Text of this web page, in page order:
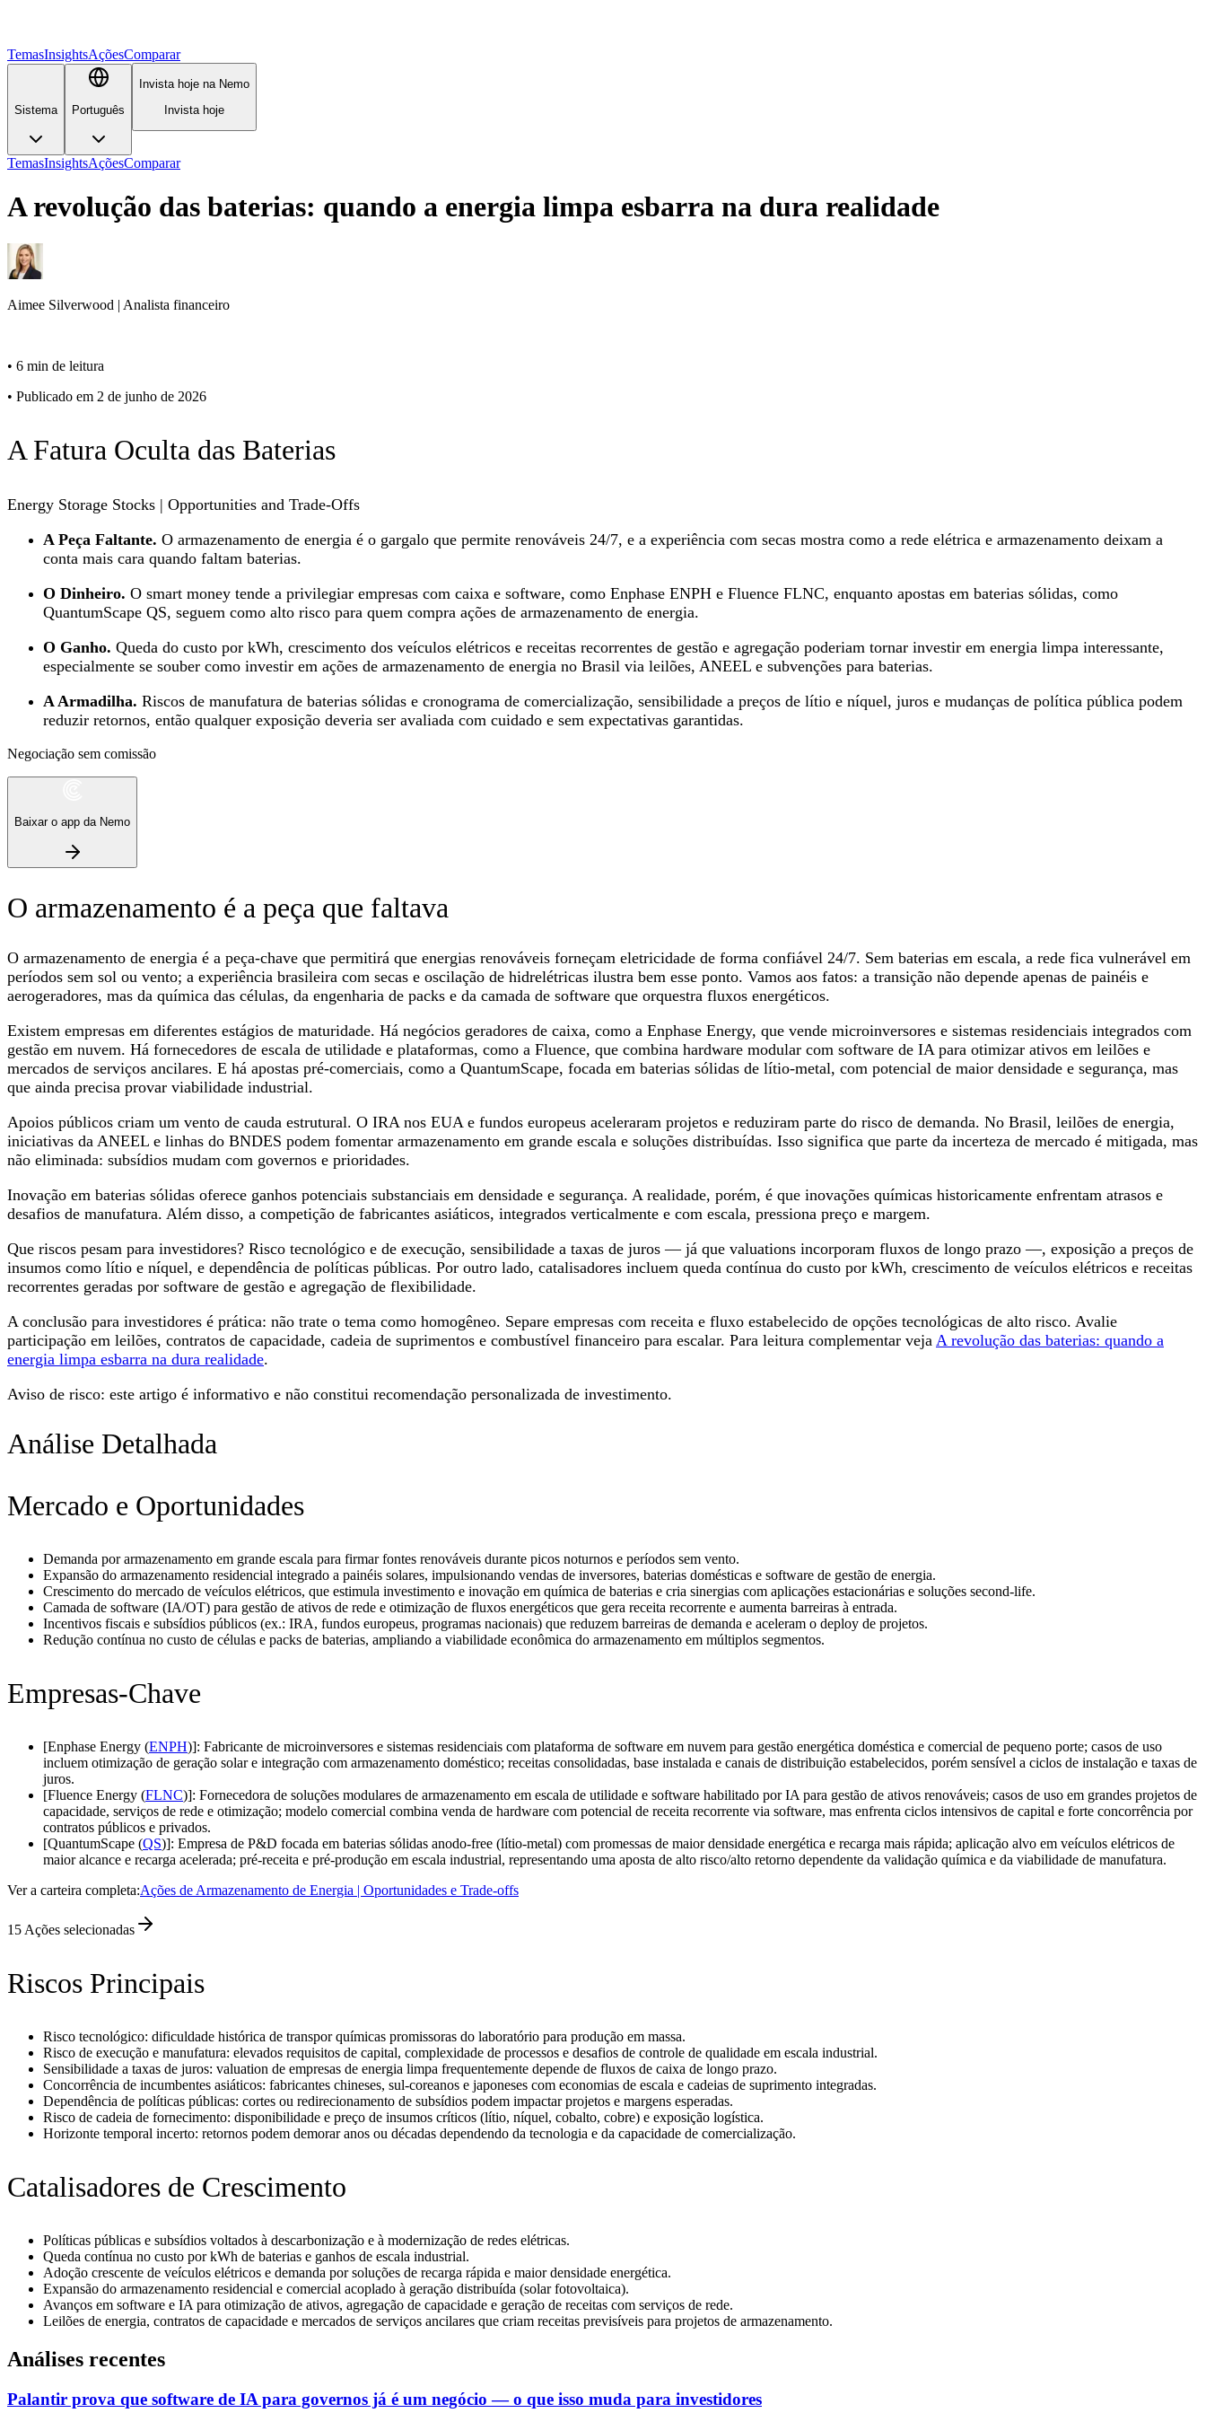
TemasInsightsAçõesComparar
Sistema Português
Invista hoje na Nemo
Invista hoje
TemasInsightsAçõesComparar
A revolução das baterias: quando a energia limpa esbarra na dura realidade
Aimee Silverwood | Analista financeiro
• 6 min de leitura
• Publicado em 2 de junho de 2026
A Fatura Oculta das Baterias
Energy Storage Stocks | Opportunities and Trade-Offs
A Peça Faltante. O armazenamento de energia é o gargalo que permite renováveis 24/7, e a experiência com secas mostra como a rede elétrica e armazenamento deixam a
conta mais cara quando faltam baterias.
O Dinheiro. O smart money tende a privilegiar empresas com caixa e software, como Enphase ENPH e Fluence FLNC, enquanto apostas em baterias sólidas, como
QuantumScape QS, seguem como alto risco para quem compra ações de armazenamento de energia.
O Ganho. Queda do custo por kWh, crescimento dos veículos elétricos e receitas recorrentes de gestão e agregação poderiam tornar investir em energia limpa interessante,
especialmente se souber como investir em ações de armazenamento de energia no Brasil via leilões, ANEEL e subvenções para baterias.
A Armadilha. Riscos de manufatura de baterias sólidas e cronograma de comercialização, sensibilidade a preços de lítio e níquel, juros e mudanças de política pública podem
reduzir retornos, então qualquer exposição deveria ser avaliada com cuidado e sem expectativas garantidas.
Negociação sem comissão
Baixar o app da Nemo
O armazenamento é a peça que faltava
O armazenamento de energia é a peça-chave que permitirá que energias renováveis forneçam eletricidade de forma confiável 24/7. Sem baterias em escala, a rede fica vulnerável em
períodos sem sol ou vento; a experiência brasileira com secas e oscilação de hidrelétricas ilustra bem esse ponto. Vamos aos fatos: a transição não depende apenas de painéis e
aerogeradores, mas da química das células, da engenharia de packs e da camada de software que orquestra fluxos energéticos.
Existem empresas em diferentes estágios de maturidade. Há negócios geradores de caixa, como a Enphase Energy, que vende microinversores e sistemas residenciais integrados com
gestão em nuvem. Há fornecedores de escala de utilidade e plataformas, como a Fluence, que combina hardware modular com software de IA para otimizar ativos em leilões e
mercados de serviços ancilares. E há apostas pré‑comerciais, como a QuantumScape, focada em baterias sólidas de lítio‑metal, com potencial de maior densidade e segurança, mas
que ainda precisa provar viabilidade industrial.
Apoios públicos criam um vento de cauda estrutural. O IRA nos EUA e fundos europeus aceleraram projetos e reduziram parte do risco de demanda. No Brasil, leilões de energia,
iniciativas da ANEEL e linhas do BNDES podem fomentar armazenamento em grande escala e soluções distribuídas. Isso significa que parte da incerteza de mercado é mitigada, mas
não eliminada: subsídios mudam com governos e prioridades.
Inovação em baterias sólidas oferece ganhos potenciais substanciais em densidade e segurança. A realidade, porém, é que inovações químicas historicamente enfrentam atrasos e
desafios de manufatura. Além disso, a competição de fabricantes asiáticos, integrados verticalmente e com escala, pressiona preço e margem.
Que riscos pesam para investidores? Risco tecnológico e de execução, sensibilidade a taxas de juros — já que valuations incorporam fluxos de longo prazo —, exposição a preços de
insumos como lítio e níquel, e dependência de políticas públicas. Por outro lado, catalisadores incluem queda contínua do custo por kWh, crescimento de veículos elétricos e receitas
recorrentes geradas por software de gestão e agregação de flexibilidade.
A conclusão para investidores é prática: não trate o tema como homogêneo. Separe empresas com receita e fluxo estabelecido de opções tecnológicas de alto risco. Avalie
participação em leilões, contratos de capacidade, cadeia de suprimentos e combustível financeiro para escalar. Para leitura complementar veja A revolução das baterias: quando a
energia limpa esbarra na dura realidade.
Aviso de risco: este artigo é informativo e não constitui recomendação personalizada de investimento.
Análise Detalhada
Mercado e Oportunidades
Demanda por armazenamento em grande escala para firmar fontes renováveis durante picos noturnos e períodos sem vento.
Expansão do armazenamento residencial integrado a painéis solares, impulsionando vendas de inversores, baterias domésticas e software de gestão de energia.
Crescimento do mercado de veículos elétricos, que estimula investimento e inovação em química de baterias e cria sinergias com aplicações estacionárias e soluções second‑life.
Camada de software (IA/OT) para gestão de ativos de rede e otimização de fluxos energéticos que gera receita recorrente e aumenta barreiras à entrada.
Incentivos fiscais e subsídios públicos (ex.: IRA, fundos europeus, programas nacionais) que reduzem barreiras de demanda e aceleram o deploy de projetos.
Redução contínua no custo de células e packs de baterias, ampliando a viabilidade econômica do armazenamento em múltiplos segmentos.
Empresas-Chave
[Enphase Energy (ENPH)]: Fabricante de microinversores e sistemas residenciais com plataforma de software em nuvem para gestão energética doméstica e comercial de pequeno porte; casos de uso
incluem otimização de geração solar e integração com armazenamento doméstico; receitas consolidadas, base instalada e canais de distribuição estabelecidos, porém sensível a ciclos de instalação e taxas de
juros.
[Fluence Energy (FLNC)]: Fornecedora de soluções modulares de armazenamento em escala de utilidade e software habilitado por IA para gestão de ativos renováveis; casos de uso em grandes projetos de
capacidade, serviços de rede e otimização; modelo comercial combina venda de hardware com potencial de receita recorrente via software, mas enfrenta ciclos intensivos de capital e forte concorrência por
contratos públicos e privados.
[QuantumScape (QS)]: Empresa de P&D focada em baterias sólidas anodo‑free (lítio‑metal) com promessas de maior densidade energética e recarga mais rápida; aplicação alvo em veículos elétricos de
maior alcance e recarga acelerada; pré‑receita e pré‑produção em escala industrial, representando uma aposta de alto risco/alto retorno dependente da validação química e da viabilidade de manufatura.
Ver a carteira completa:Ações de Armazenamento de Energia | Oportunidades e Trade-offs
15 Ações selecionadas
Riscos Principais
Risco tecnológico: dificuldade histórica de transpor químicas promissoras do laboratório para produção em massa.
Risco de execução e manufatura: elevados requisitos de capital, complexidade de processos e desafios de controle de qualidade em escala industrial.
Sensibilidade a taxas de juros: valuation de empresas de energia limpa frequentemente depende de fluxos de caixa de longo prazo.
Concorrência de incumbentes asiáticos: fabricantes chineses, sul‑coreanos e japoneses com economias de escala e cadeias de suprimento integradas.
Dependência de políticas públicas: cortes ou redirecionamento de subsídios podem impactar projetos e margens esperadas.
Risco de cadeia de fornecimento: disponibilidade e preço de insumos críticos (lítio, níquel, cobalto, cobre) e exposição logística.
Horizonte temporal incerto: retornos podem demorar anos ou décadas dependendo da tecnologia e da capacidade de comercialização.
Catalisadores de Crescimento
Políticas públicas e subsídios voltados à descarbonização e à modernização de redes elétricas.
Queda contínua no custo por kWh de baterias e ganhos de escala industrial.
Adoção crescente de veículos elétricos e demanda por soluções de recarga rápida e maior densidade energética.
Expansão do armazenamento residencial e comercial acoplado à geração distribuída (solar fotovoltaica).
Avanços em software e IA para otimização de ativos, agregação de capacidade e geração de receitas com serviços de rede.
Leilões de energia, contratos de capacidade e mercados de serviços ancilares que criam receitas previsíveis para projetos de armazenamento.
Análises recentes
Palantir prova que software de IA para governos já é um negócio — o que isso muda para investidores